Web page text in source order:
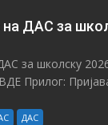
на ДАС за
за школску
Прилог:
ДАС